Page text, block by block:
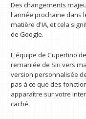
Des changements
l'année prochaine dans
matière d'IA, et cela
de Google.
L'équipe de Cupertino
remaniée de Siri vers
version personnalisée
pas à ce que des
apparaître sur votre
caché.